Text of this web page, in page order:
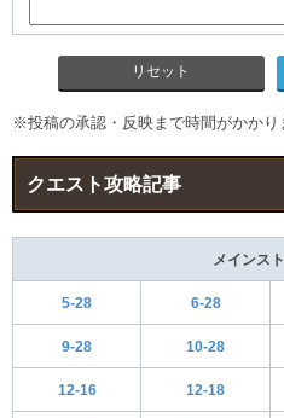
リセット
※投稿の承認・反映まで時間がかかり
クエスト攻略記事
メインス
5-28 6-28
9-28 10-28
12-16 12-18